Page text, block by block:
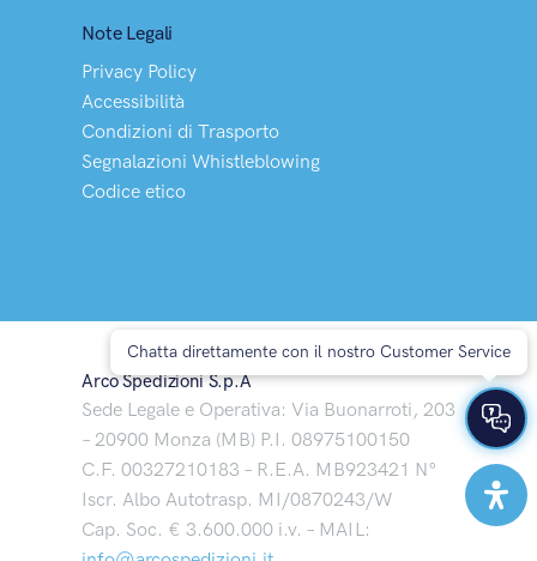
Note Legali
Privacy Policy
Accessibilità
Condizioni di Trasporto
Segnalazioni Whistleblowing
Codice etico
Arco Spedizioni S.p.A
Sede Legale e Operativa: Via Buonarroti, 203
– 20900 Monza (MB) P.I. 08975100150
C.F. 00327210183 – R.E.A. MB923421 N°
Iscr. Albo Autotrasp. MI/0870243/W
Cap. Soc. € 3.600.000 i.v. – MAIL:
Chatta direttamente con il nostro Customer Service